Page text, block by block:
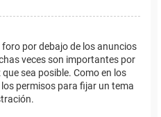
por debajo de los anuncios
veces son importantes por
sea posible. Como en los
permisos para fijar un tema